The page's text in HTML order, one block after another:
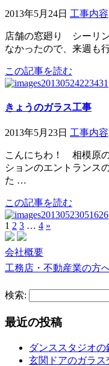
2013年5月24日 工事内容
店舗の窓廻り シーリ
なかったので、来週
この記事を読む
きょうのガラス工事
2013年5月23日 工事内容
こんにちわ！ 相模原
ションのエントランス
た …
この記事を読む
1 2 3 … 4 »
会社概要
工務店・不動産業の方
検索:
最近の投稿
ダンススタジオの
玄関ドアのガラス